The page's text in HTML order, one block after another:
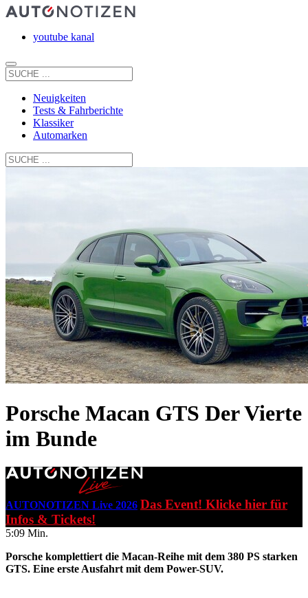
youtube kanal
Neuigkeiten
Tests & Fahrberichte
Klassiker
Automarken
Porsche Macan GTS Der Vierte
im Bunde
AUTONOTIZEN Live 2026 Das Event! Klicke hier für
Infos & Tickets!
5:09 Min.
Porsche komplettiert die Macan-Reihe mit dem 380 PS starken
GTS. Eine erste Ausfahrt mit dem Power-SUV.